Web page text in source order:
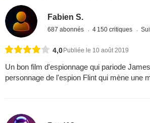
Fabien S.
687 abonnés 4 150 critiques
4,0 Publiée le 10 août 2019
Un bon film d'espionnage qui pariode
personnage de l'espion Flint qui mène une